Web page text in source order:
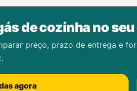
de cozinha no
preço, prazo de entrega e
agora